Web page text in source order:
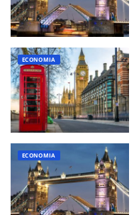
ECONOMIA
ECONOMIA